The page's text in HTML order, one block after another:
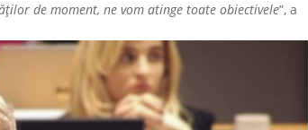
de moment, ne vom atinge toate obiectivele”, a